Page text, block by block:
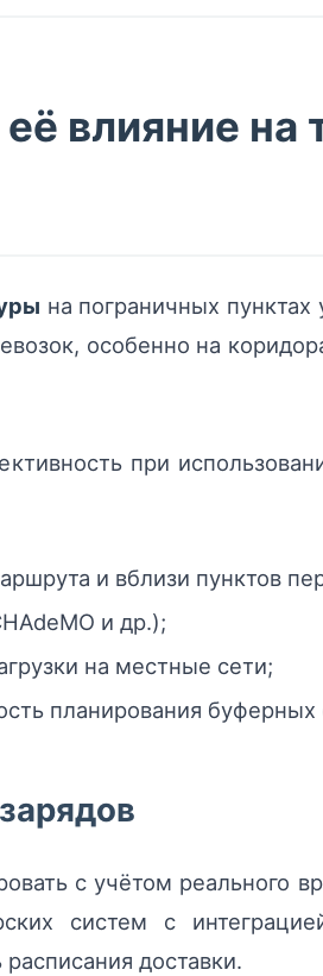
влияние на
на пограничных
особенно на
при
и вблизи пунктов
и др.);
на местные сети;
планирования буферных
с учётом реального
систем с
доставки.